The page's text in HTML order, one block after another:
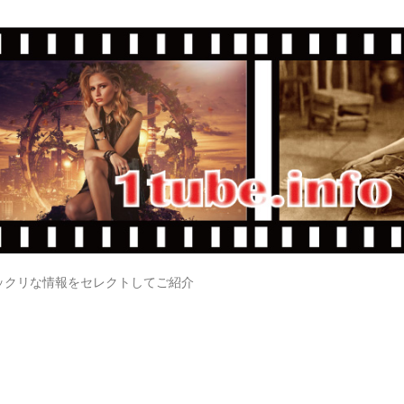
リな情報をセレクトしてご紹介